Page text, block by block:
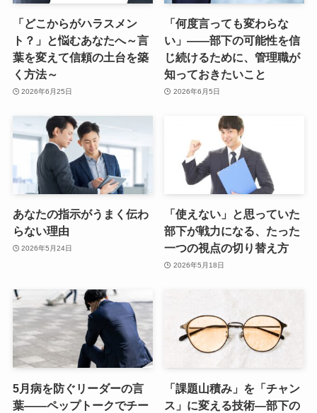
「どこからがハラスメン
ト？」と悩むあなたへ～言
葉を変えて信頼の土台を築
く方法～
2026年6月25日
「何度言っても変わらな
い」——部下の可能性を信
じ続けるために、管理職が
知っておきたいこと
2026年6月5日
あなたの指示がうまく伝わ
らない理由
2026年5月24日
「使えない」と思っていた
部下が戦力になる、たった
一つの視点の切り替え方
2026年5月18日
5月病を防ぐリーダーの言
葉——ペップトークでチー
「課題山積み」を「チャン
ス」に変える技術―部下の